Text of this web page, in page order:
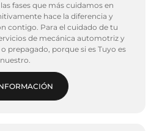
fases que más cuidamos en
hace la diferencia y
contigo. Para el cuidado de tu
de mecánica automotriz y
prepagado, porque si es Tuyo es
nuestro.